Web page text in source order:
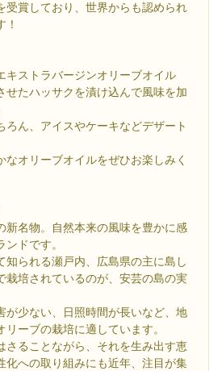
受賞しており、世界からも認められ
！
キストラバージンオリーブオイル
せたハッサクを漬け込んで風味を加
ろん、アイスやケーキなどデザート
なオリーブオイルをぜひお楽しみく
新名物。自然本来の風味を豊かに感
ドです。
知られる瀬戸内、広島県の主に島し
栽培されているのが、安芸の島の実
が少ない、日照時間が長いなど、地
ーブの栽培に適しています。
さることながら、それを生み出す恵
化への取り組みにも近年、注目が集